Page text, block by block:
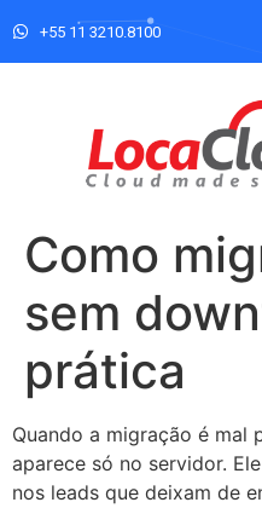
+55 11 3210.8100
Como
sem
prática
Quando a migração é mal
aparece só no servidor.
nos leads que deixam de